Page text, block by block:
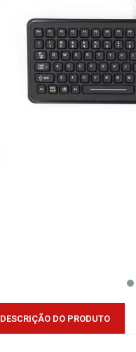
DESCRIÇÃO DO PRODUTO